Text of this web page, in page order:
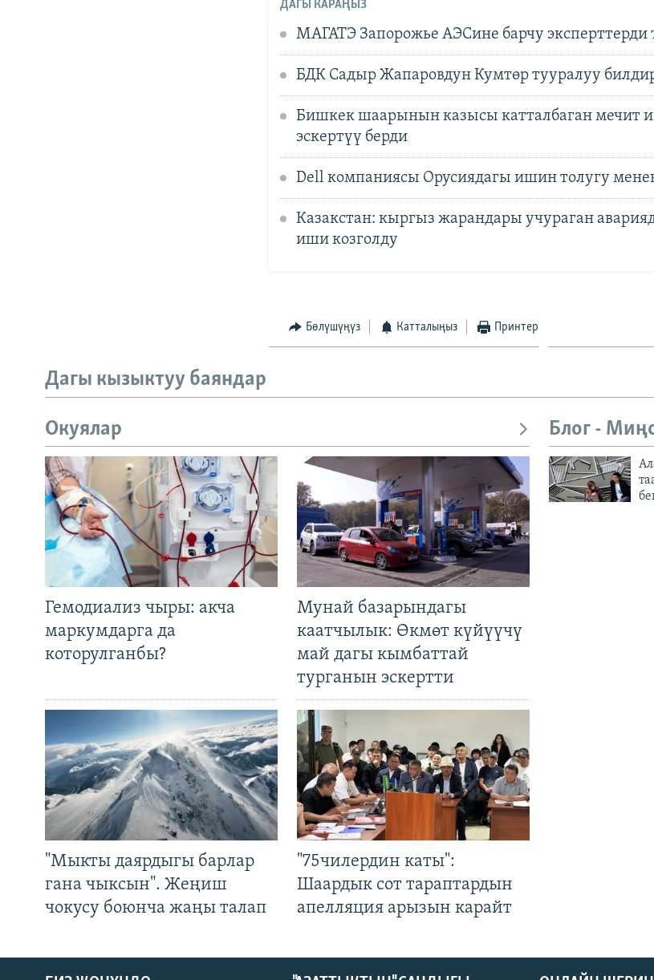
ДАГЫ КАРАҢЫЗ
МАГАТЭ Запорожье АЭСине барчу эксперттерди
БДК Садыр Жапаровдун Кумтөр тууралуу
Бишкек шаарынын казысы катталбаган мечит
эскертүү берди
Dell компаниясы Орусиядагы ишин толугу
Казакстан: кыргыз жарандары учураган
иши козголду
Бөлүшүңүз Катталыңыз Принтер
Дагы кызыктуу баяндар
Окуялар
Гемодиализ чыры: акча
маркумдарга да
которулганбы?
Мунай базарындагы
каатчылык: Өкмөт күйүүчү
май дагы кымбаттай
турганын эскертти
"Мыкты даярдыгы барлар
гана чыксын". Жеңиш
чокусу боюнча жаңы талап
"75чилердин каты":
Шаардык сот тараптардын
апелляция арызын карайт
Блог -